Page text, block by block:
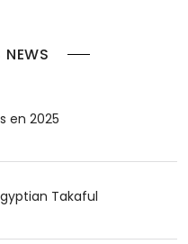
NEWS
en 2025
Takaful